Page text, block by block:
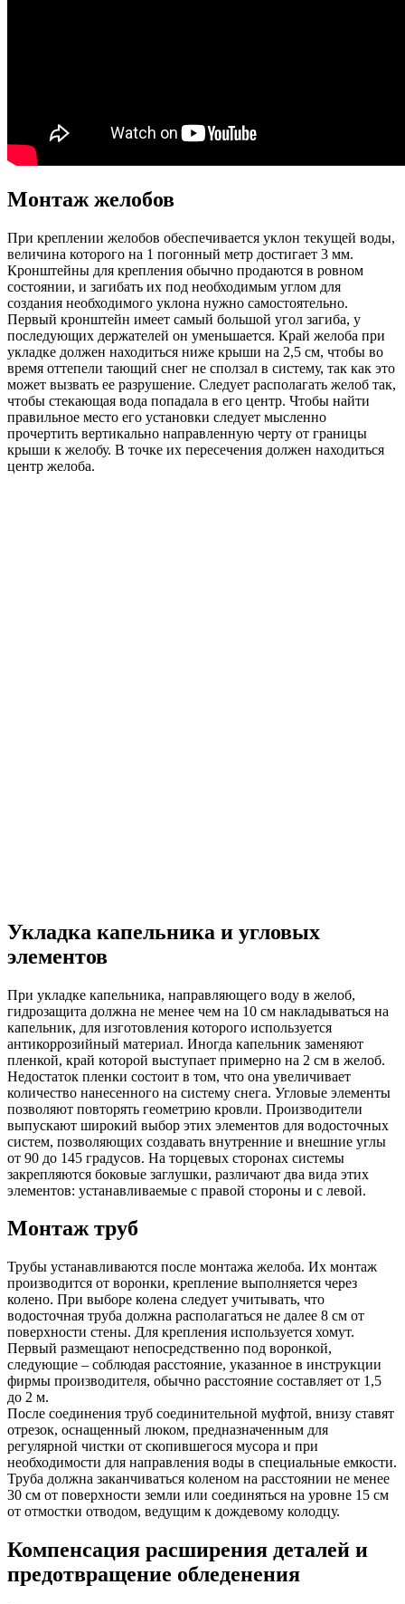
Монтаж желобов
При креплении желобов обеспечивается уклон текущей воды,
величина которого на 1 погонный метр достигает 3 мм.
Кронштейны для крепления обычно продаются в ровном
состоянии, и загибать их под необходимым углом для
создания необходимого уклона нужно самостоятельно.
Первый кронштейн имеет самый большой угол загиба, у
последующих держателей он уменьшается. Край желоба при
укладке должен находиться ниже крыши на 2,5 см, чтобы во
время оттепели тающий снег не сползал в систему, так как это
может вызвать ее разрушение. Следует располагать желоб так,
чтобы стекающая вода попадала в его центр. Чтобы найти
правильное место его установки следует мысленно
прочертить вертикально направленную черту от границы
крыши к желобу. В точке их пересечения должен находиться
центр желоба.
Укладка капельника и угловых
элементов
При укладке капельника, направляющего воду в желоб,
гидрозащита должна не менее чем на 10 см накладываться на
капельник, для изготовления которого используется
антикоррозийный материал. Иногда капельник заменяют
пленкой, край которой выступает примерно на 2 см в желоб.
Недостаток пленки состоит в том, что она увеличивает
количество нанесенного на систему снега. Угловые элементы
позволяют повторять геометрию кровли. Производители
выпускают широкий выбор этих элементов для водосточных
систем, позволяющих создавать внутренние и внешние углы
от 90 до 145 градусов. На торцевых сторонах системы
закрепляются боковые заглушки, различают два вида этих
элементов: устанавливаемые с правой стороны и с левой.
Монтаж труб
Трубы устанавливаются после монтажа желоба. Их монтаж
производится от воронки, крепление выполняется через
колено. При выборе колена следует учитывать, что
водосточная труба должна располагаться не далее 8 см от
поверхности стены. Для крепления используется хомут.
Первый размещают непосредственно под воронкой,
следующие – соблюдая расстояние, указанное в инструкции
фирмы производителя, обычно расстояние составляет от 1,5
до 2 м.
После соединения труб соединительной муфтой, внизу ставят
отрезок, оснащенный люком, предназначенным для
регулярной чистки от скопившегося мусора и при
необходимости для направления воды в специальные емкости.
Труба должна заканчиваться коленом на расстоянии не менее
30 см от поверхности земли или соединяться на уровне 15 см
от отмостки отводом, ведущим к дождевому колодцу.
Компенсация расширения деталей и
предотвращение обледенения